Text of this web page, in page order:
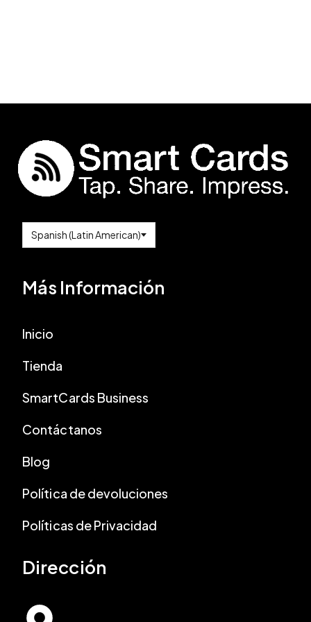
Más Información
Inicio
Tienda
SmartCards Business
Contáctanos
Blog
Política de devoluciones
Políticas de Privacidad
Dirección